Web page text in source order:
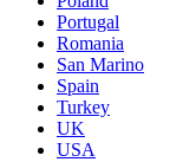
Portugal
Romania
San Marino
Spain
Turkey
UK
USA